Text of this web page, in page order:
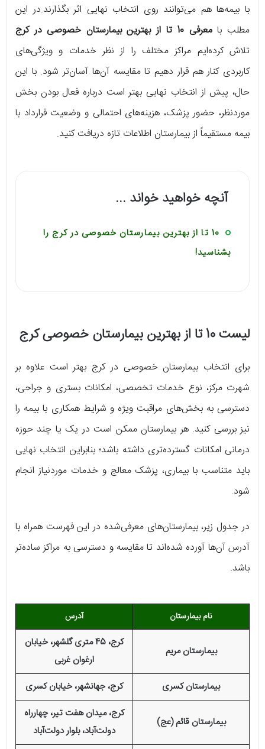
با بیمه‌ها هم می‌توانند روی انتخاب نهایی اثر بگذارند.در این
مطلب بامعرفی 10 تا از بهترین بیمارستان خصوصی در کرج
تلاش کرده‌ایم مراکز مختلف را از نظر خدمات و ویژگی‌های
کاربردی کنار هم قرار دهیم تا مقایسه آن‌ها آسان‌تر شود. با این
حال، پیش از انتخاب نهایی بهتر است درباره فعال بودن بخش
موردنظر، حضور پزشک، هزینه‌های احتمالی و وضعیت قرارداد با
بیمه مستقیماً از بیمارستان اطلاعات تازه دریافت کنید.
آنچه خواهید خواند ...
10 تا از بهترین بیمارستان خصوصی در کرج را
بشناسید!
لیست 10 تا از بهترین بیمارستان خصوصی کرج
برای انتخاب بیمارستان خصوصی در کرج بهتر است علاوه بر
شهرت مرکز، نوع خدمات تخصصی، امکانات بستری و جراحی،
دسترسی به بخش‌های مراقبت ویژه و شرایط همکاری با بیمه را
نیز بررسی کنید. هر بیمارستان ممکن است در یک یا چند حوزه
درمانی امکانات گسترده‌تری داشته باشد؛ بنابراین انتخاب نهایی
باید متناسب با بیماری، پزشک معالج و خدمات موردنیاز انجام
شود.
در جدول زیر، بیمارستان‌های معرفی‌شده در این فهرست همراه با
آدرس آن‌ها آورده شده‌اند تا مقایسه و دسترسی به مراکز ساده‌تر
باشد.
نام بیمارستان آدرس
بیمارستان مریم
کرج، 45 متری گلشهر، خیابان
ارغوان غربی
بیمارستان کسری
کرج، جهانشهر، خیابان کسری
بیمارستان قائم (عج)
کرج، میدان هفت تیر، چهارراه
دولت‌آباد، بلوار دولت‌آباد